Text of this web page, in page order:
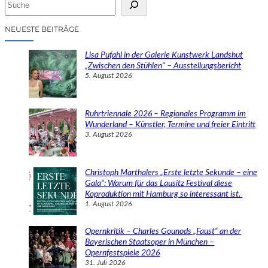
cNEUESTE BEITRÄGE
Lisa Pufahl in der Galerie Kunstwerk Landshut
„Zwischen den Stühlen“ – Ausstellungsbericht
5. August 2026
Ruhrtriennale 2026 – Regionales Programm im
Wunderland – Künstler, Termine und freier Eintritt
3. August 2026
Christoph Marthalers „Erste letzte Sekunde – eine
Gala“: Warum für das Lausitz Festival diese
Koproduktion mit Hamburg so interessant ist.
1. August 2026
Opernkritik – Charles Gounods „Faust“ an der
Bayerischen Staatsoper in München –
Opernfestspiele 2026
31. Juli 2026